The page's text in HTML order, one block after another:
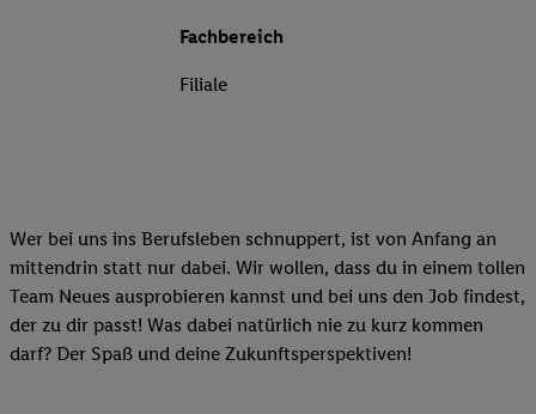
Fachbereich
Filiale
Wer bei uns ins Berufsleben schnuppert, ist von Anfang an
mittendrin statt nur dabei. Wir wollen, dass du in einem tollen
Team Neues ausprobieren kannst und bei uns den Job findest,
der zu dir passt! Was dabei natürlich nie zu kurz kommen
darf? Der Spaß und deine Zukunftsperspektiven!